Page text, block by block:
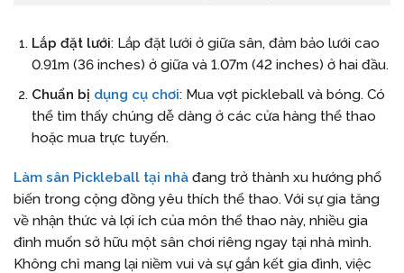
Lắp đặt lưới: Lắp đặt lưới ở giữa sân, đảm bảo lưới cao
0.91m (36 inches) ở giữa và 1.07m (42 inches) ở hai đầu.
Chuẩn bị dụng cụ chơi: Mua vợt pickleball và bóng. Có
thể tìm thấy chúng dễ dàng ở các cửa hàng thể thao
hoặc mua trực tuyến.
Làm sân Pickleball tại nhà đang trở thành xu hướng phổ
biến trong cộng đồng yêu thích thể thao. Với sự gia tăng
về nhận thức và lợi ích của môn thể thao này, nhiều gia
đình muốn sở hữu một sân chơi riêng ngay tại nhà mình.
Không chỉ mang lại niềm vui và sự gắn kết gia đình, việc